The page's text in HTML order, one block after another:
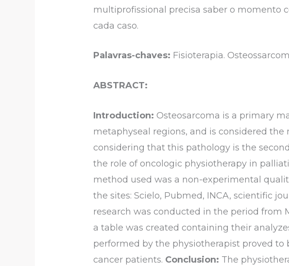
multiprofissional precisa saber o momento
cada caso.
Palavras-chaves: Fisioterapia.
ABSTRACT:
Introduction: Osteosarcoma is a primary
metaphyseal regions, and is considered
considering that this pathology is the
the role of oncologic physiotherapy in
method used was a non-experimental
the sites: Scielo, Pubmed, INCA, scientific
research was conducted in the period from
a table was created containing their
performed by the physiotherapist proved
cancer patients. Conclusion: The